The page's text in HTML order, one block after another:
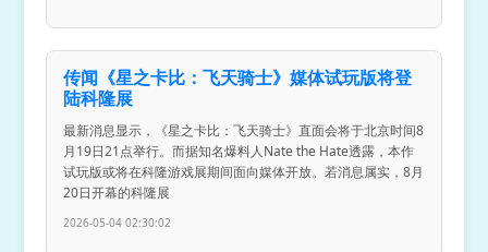
传闻《星之卡比：飞天骑士》媒体试玩版将登
陆科隆展
最新消息显示，《星之卡比：飞天骑士》直面会将于北京时间8
月19日21点举行。而据知名爆料人Nate the Hate透露，本作
试玩版或将在科隆游戏展期间面向媒体开放。若消息属实，8月
20日开幕的科隆展
2026-05-04 02:30:02